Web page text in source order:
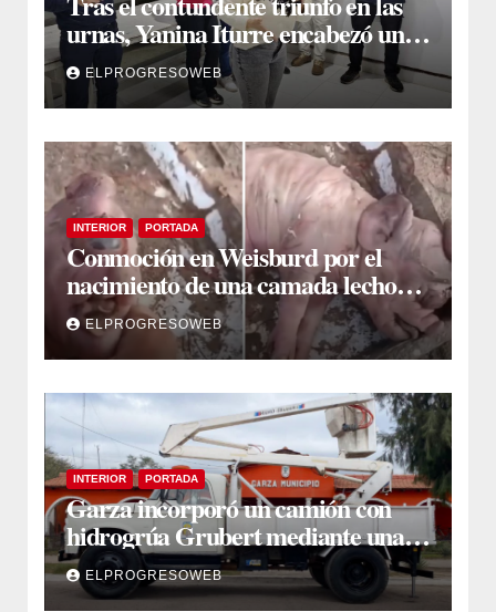
urnas, Yanina Iturre encabezó un
encuentro con vecinos y dirigentes
en Fernández
ELPROGRESOWEB
INTERIOR PORTADA
Conmoción en Weisburd por el
nacimiento de una camada lechones
con graves deformaciones
ELPROGRESOWEB
INTERIOR PORTADA
Garza incorporó un camión con
hidrogrúa Grubert mediante una
inversión de $35 millones con fondos
municipales
ELPROGRESOWEB